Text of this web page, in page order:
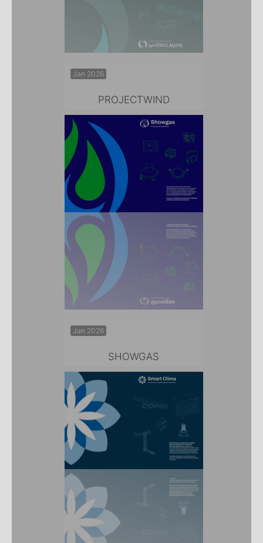
Jan 2026
PROJECTWIND
Jan 2026
SHOWGAS